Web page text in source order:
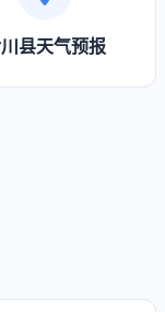
县天气预报